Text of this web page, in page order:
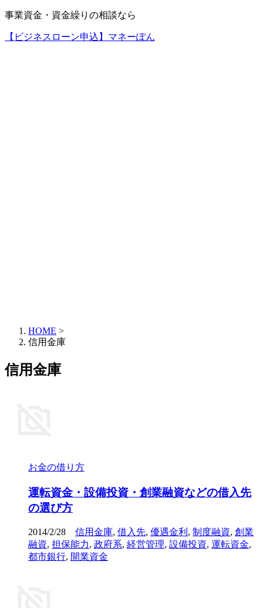
事業資金・資金繰りの相談なら
【ビジネスローン申込】マネーぽん
HOME >
信用金庫
信用金庫
お金の借り方
運転資金・設備投資・創業融資などの借入先
の選び方
2014/2/28 信用金庫, 借入先, 優遇金利 , 制度融資, 創業
融資, 担保能力, 政府系, 経営管理, 設備投資, 運転資金,
都市銀行, 開業資金